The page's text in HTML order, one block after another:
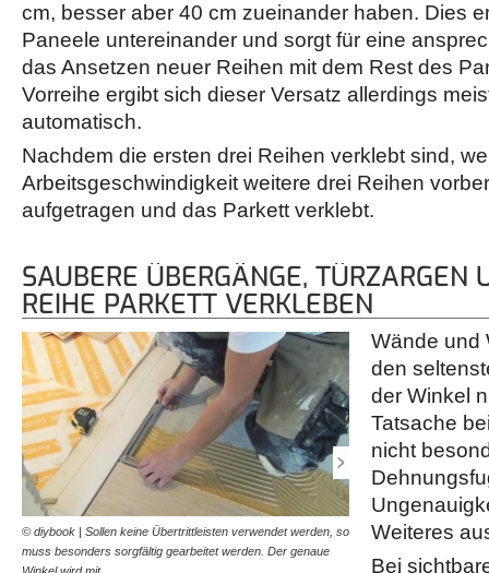
cm, besser aber 40 cm zueinander haben. Dies
Paneele untereinander und sorgt für eine
das Ansetzen neuer Reihen mit dem Rest des
Vorreihe ergibt sich dieser Versatz allerdings
automatisch.
Nachdem die ersten drei Reihen verklebt sind,
Arbeitsgeschwindigkeit weitere drei Reihen
aufgetragen und das Parkett verklebt.
SAUBERE ÜBERGÄNGE, TÜRZARGEN
REIHE PARKETT VERKLEBEN
© diybook | Sollen keine Übertrittleisten verwendet werden, so
muss besonders sorgfältig gearbeitet werden. Der genaue
© diybook | Wurden alle
Wände und
den
der Winkel
Tatsache
nicht
Weiteres
Bei